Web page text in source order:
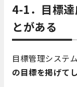
4-1．目標
とがある
目標管理システ
の目標を掲げて